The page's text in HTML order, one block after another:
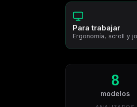
Para trabajar
Ergonomía, scroll y
8
modelos